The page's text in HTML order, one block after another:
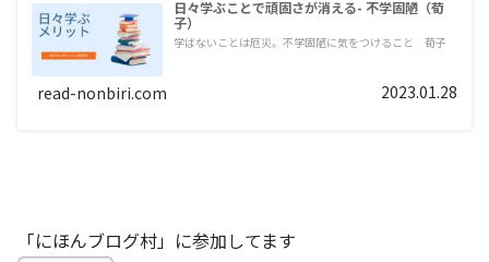
日々学ぶことで頑固さが消える- 不学固陋（荀
子）
学ばないことは厄災。不学固陋に気をつけること 荀子
read-nonbiri.com 2023.01.28
「にほんブログ村」に参加してます